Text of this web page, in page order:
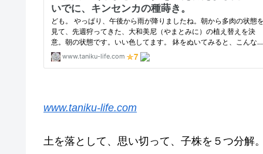
www.taniku-life.com
土を落として、思い切って、子株を５つ分解